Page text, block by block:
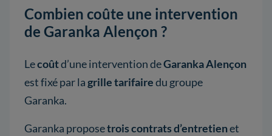
Combien coûte une intervention
de Garanka Alençon ?
Lecoûtd’une intervention deGaranka Alençon
est fixé par lagrille tarifairedu groupe
Garanka.
Garanka proposetrois contrats d’entretienet